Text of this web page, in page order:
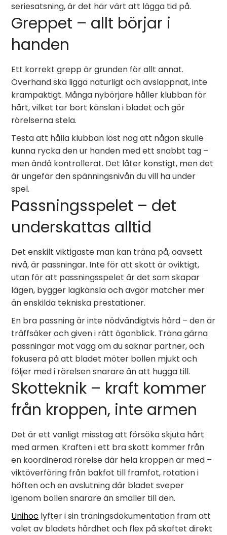
seriesatsning, är det här värt att lägga tid på.
Greppet – allt börjar i
handen
Ett korrekt grepp är grunden för allt annat.
Överhand ska ligga naturligt och avslappnat, inte
krampaktigt. Många nybörjare håller klubban för
hårt, vilket tar bort känslan i bladet och gör
rörelserna stela.
Testa att hålla klubban löst nog att någon skulle
kunna rycka den ur handen med ett snabbt tag –
men ändå kontrollerat. Det låter konstigt, men det
är ungefär den spänningsnivån du vill ha under
spel.
Passningsspelet – det
underskattas alltid
Det enskilt viktigaste man kan träna på, oavsett
nivå, är passningar. Inte för att skott är oviktigt,
utan för att passningsspelet är det som skapar
lägen, bygger lagkänsla och avgör matcher mer
än enskilda tekniska prestationer.
En bra passning är inte nödvändigtvis hård – den är
träffsäker och given i rätt ögonblick. Träna gärna
passningar mot vägg om du saknar partner, och
fokusera på att bladet möter bollen mjukt och
följer med i rörelsen snarare än att hugga till.
Skotteknik – kraft kommer
från kroppen, inte armen
Det är ett vanligt misstag att försöka skjuta hårt
med armen. Kraften i ett bra skott kommer från
en koordinerad rörelse där hela kroppen är med –
viktöverföring från bakfot till framfot, rotation i
höften och en avslutning där bladet sveper
igenom bollen snarare än smäller till den.
Unihoc lyfter i sin träningsdokumentation fram att
valet av bladets hårdhet och flex på skaftet direkt